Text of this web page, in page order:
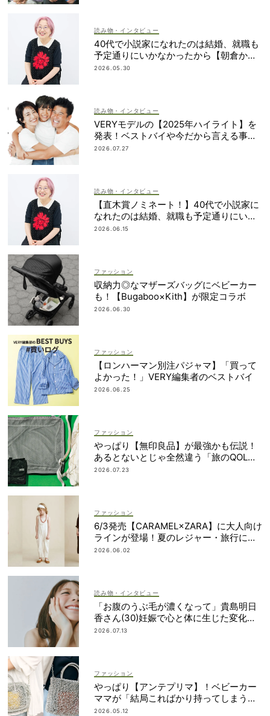
読み物・インタビュー
40代で小説家になれたのは結婚、就職も
予定通りにいかなかったから【朝倉かす
みさん】
2026.05.30
読み物・インタビュー
VERYモデルの【2025年ハイライト】を
発表！ベストバイや今だから言える事件
簿も大公開
2026.07.27
読み物・インタビュー
【直木賞ノミネート！】40代で小説家に
なれたのは結婚、就職も予定通りにいか
なかったから｜朝倉かすみさん
2026.06.15
ファッション
収納力◎なマザーズバッグにベビーカー
も！【Bugaboo×Kith】が限定コラボ
2026.06.30
ファッション
【ロンハーマン別注パジャマ】「買って
よかった！」VERY編集者のベストバイ
2026.06.25
ファッション
やっぱり【無印良品】が最強かも伝説！
あるとないとじゃ全然違う「旅のQOL爆
上げアイテム」
2026.07.23
ファッション
6/3発売【CARAMEL×ZARA】に大人向け
ラインが登場！夏のレジャー・旅行にも
おすすめ
2026.06.02
読み物・インタビュー
「お腹のうぶ毛が濃くなって」貴島明日
香さん(30)妊娠で心と体に生じた変化も
「愛しいです」
2026.07.13
ファッション
やっぱり【アンテプリマ】！ベビーカー
ママが「結局こればかり持ってしまう」
納得の理由
2026.05.12